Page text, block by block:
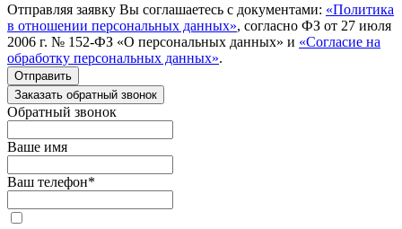
Отправляя заявку Вы соглашаетесь с документами: «Политика
в отношении персональных данных», согласно ФЗ от 27 июля
2006 г. № 152-ФЗ «О персональных данных» и «Согласие на
обработку персональных данных».
Отправить
Заказать обратный звонок
Обратный звонок
Ваше имя
Ваш телефон*